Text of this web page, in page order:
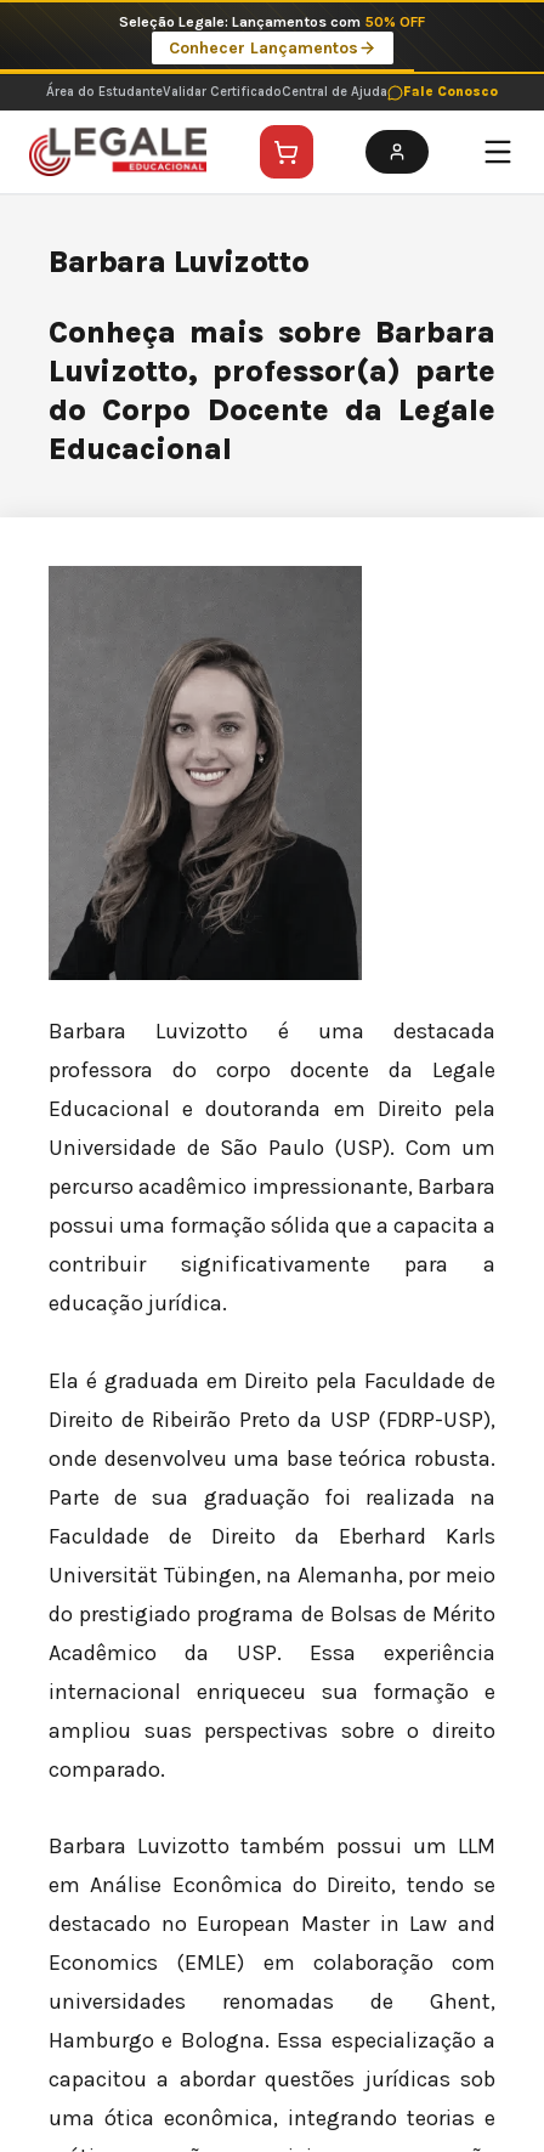
o
conteúdo
Seleção Legale: Lançamentos com 50% OFF
Conhecer Lançamentos
Área do EstudanteValidar CertificadoCentral de Ajuda Fale Conosco
Barbara Luvizotto
Conheça mais sobre Barbara
Luvizotto, professor(a) parte
do Corpo Docente da Legale
Educacional
Barbara Luvizotto é uma destacada
professora do corpo docente da Legale
Educacional e doutoranda em Direito pela
Universidade de São Paulo (USP). Com um
percurso acadêmico impressionante, Barbara
possui uma formação sólida que a capacita a
contribuir significativamente para a
educação jurídica.
Ela é graduada em Direito pela Faculdade de
Direito de Ribeirão Preto da USP (FDRP-USP),
onde desenvolveu uma base teórica robusta.
Parte de sua graduação foi realizada na
Faculdade de Direito da Eberhard Karls
Universität Tübingen, na Alemanha, por meio
do prestigiado programa de Bolsas de Mérito
Acadêmico da USP. Essa experiência
internacional enriqueceu sua formação e
ampliou suas perspectivas sobre o direito
comparado.
Barbara Luvizotto também possui um LLM
em Análise Econômica do Direito, tendo se
destacado no European Master in Law and
Economics (EMLE) em colaboração com
universidades renomadas de Ghent,
Hamburgo e Bologna. Essa especialização a
capacitou a abordar questões jurídicas sob
uma ótica econômica, integrando teorias e